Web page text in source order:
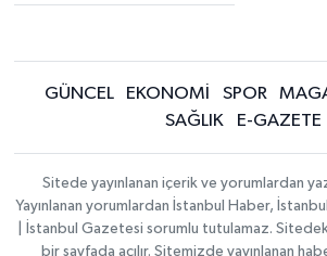
GÜNCEL EKONOMİ SPOR
SAĞLIK
E-GAZETE
Sitede yayınlanan içerik ve yorumlardan
Yayınlanan yorumlardan İstanbul Haber,
| İstanbul Gazetesi sorumlu tutulamaz.
bir sayfada açılır. Sitemizde yayınlanan